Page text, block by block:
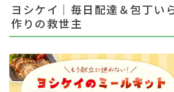
ヨシケイ｜毎日配達＆包丁い
作りの救世主